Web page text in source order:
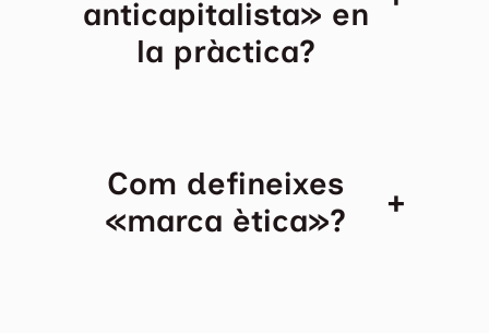
anticapitalista» en
la pràctica?
Com defineixes
«marca ètica»?
+